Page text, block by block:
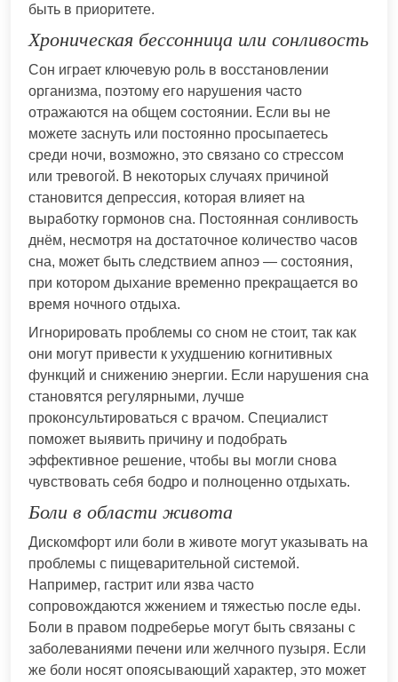
быть в приоритете.
Хроническая бессонница или сонливость
Сон играет ключевую роль в восстановлении
организма, поэтому его нарушения часто
отражаются на общем состоянии. Если вы не
можете заснуть или постоянно просыпаетесь
среди ночи, возможно, это связано со стрессом
или тревогой. В некоторых случаях причиной
становится депрессия, которая влияет на
выработку гормонов сна. Постоянная сонливость
днём, несмотря на достаточное количество часов
сна, может быть следствием апноэ — состояния,
при котором дыхание временно прекращается во
время ночного отдыха.
Игнорировать проблемы со сном не стоит, так как
они могут привести к ухудшению когнитивных
функций и снижению энергии. Если нарушения сна
становятся регулярными, лучше
проконсультироваться с врачом. Специалист
поможет выявить причину и подобрать
эффективное решение, чтобы вы могли снова
чувствовать себя бодро и полноценно отдыхать.
Боли в области живота
Дискомфорт или боли в животе могут указывать на
проблемы с пищеварительной системой.
Например, гастрит или язва часто
сопровождаются жжением и тяжестью после еды.
Боли в правом подреберье могут быть связаны с
заболеваниями печени или желчного пузыря. Если
же боли носят опоясывающий характер, это может